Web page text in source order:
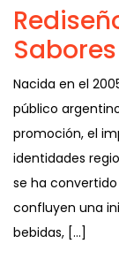
Sabores
Nacida en el
público
promoción, el
identidades
se ha
confluyen una
bebidas, […]